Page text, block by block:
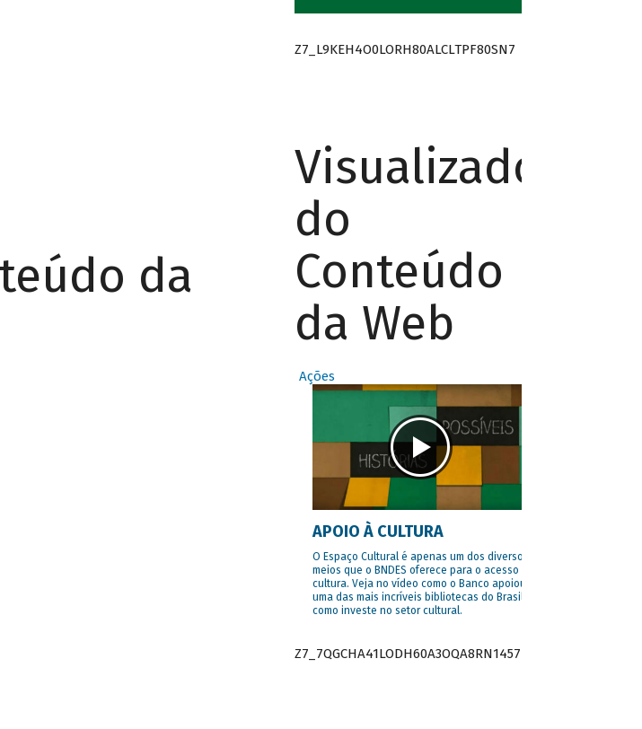
da
Z7_L9KEH4O0LORH80ALCLTPF80SN7
Visualizador
do
Conteúdo
da Web
Ações
APOIO À CULTURA
O Espaço Cultural é apenas um dos diversos
meios que o BNDES oferece para o acesso à
cultura. Veja no vídeo como o Banco apoiou
uma das mais incríveis bibliotecas do Brasil e
como investe no setor cultural.
Z7_7QGCHA41LODH60A3OQA8RN1457